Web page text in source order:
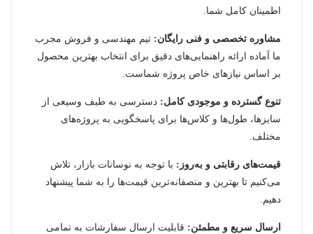
اطمینان کامل شما.
مشاوره تخصصی و فنی رایگان: تیم مهندسی و فروش مجرب
ما آماده ارائه راهنمایی‌های دقیق برای انتخاب بهترین محصول
بر اساس نیازهای خاص پروژه شماست.
تنوع گسترده و موجودی کامل: دسترسی به طیف وسیعی از
سایزها، طول‌ها و کلاس‌ها برای پاسخگویی به پروژه‌های
مختلف.
قیمت‌های رقابتی و به‌روز: با توجه به نوسانات بازار، تلاش
می‌کنیم تا بهترین و منصفانه‌ترین قیمت‌ها را به شما پیشنهاد
دهیم.
ارسال سریع و مطمئن: قابلیت ارسال سفارشات به تمامی